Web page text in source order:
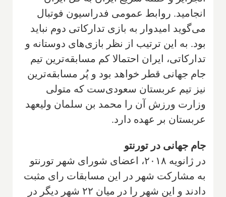
انجامید. روابط عمومی فدراسیون فوتبال
می‌گوید امیدوار به بازی تدارکاتی دوم نباید
بود. به این ترتیب از نظر بازی‌های دوستانه و
تدارکاتی، ایران احتمالا کم مسابقه‌ترین تیم
جام جهانی قطر خواهد بود و پُر مسابقه‌ترین
نیز تیم عربستان سعودی‌ست که متولی
وزارت ورزش آن را محمد بن سلمان ولیعهد
عربستان بر عهده دارد.
جام جهانی در تورنتو
در ژانویه ۲۰۱۸، اعضای شورای شهر تورنتو
به مشارکت شهر در این مسابقات رای مثبت
دادند و این شهر را در میان ۲۲ شهر دیگر در